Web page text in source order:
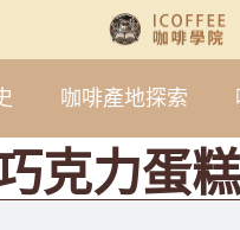
咖啡產地探索
克力蛋